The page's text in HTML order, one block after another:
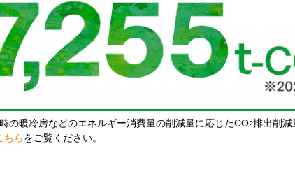
の暖冷房などのエネルギー消費量の削減量に応じたCO2排出削減
ちら をご覧ください。